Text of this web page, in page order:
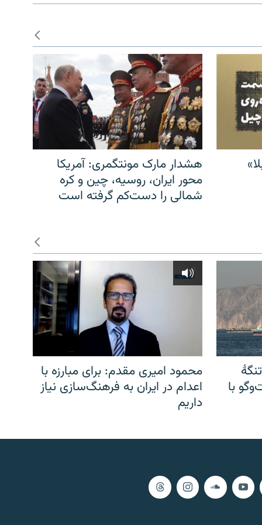
هشدار مارک مونتگمری: آمریکا
محور ایران، روسیه، چین و کره
شمالی را دست‌کم گرفته است
با
محمود امیری مقدم: برای مبارزه با
اعدام در ایران به فرهنگ‌سازی نیاز
داریم